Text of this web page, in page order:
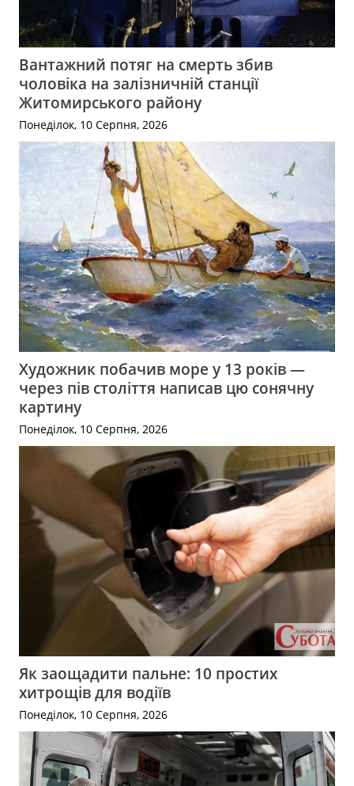
Вантажний потяг на смерть збив
чоловіка на залізничній станції
Житомирського району
Понеділок, 10 Серпня, 2026
Художник побачив море у 13 років —
через пів століття написав цю сонячну
картину
Понеділок, 10 Серпня, 2026
Як заощадити пальне: 10 простих
хитрощів для водіїв
Понеділок, 10 Серпня, 2026